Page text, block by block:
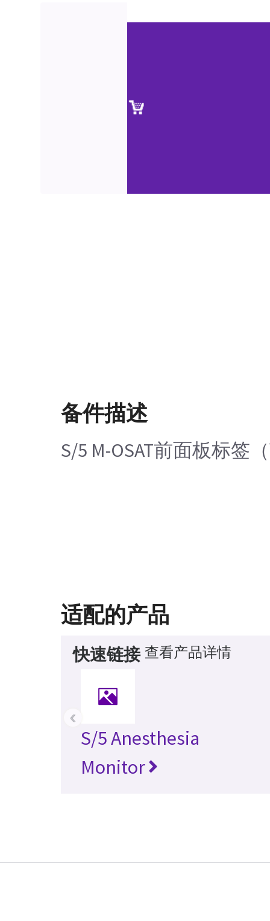
备件描述
S/5 M-OSAT前面板标签
适配的产品
快速链接 查看产品详情
S/5 Anesthesia
Monitor
‹